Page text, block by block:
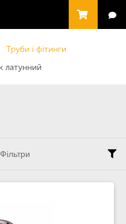
Труби і фітинги
латунний
Фільтри